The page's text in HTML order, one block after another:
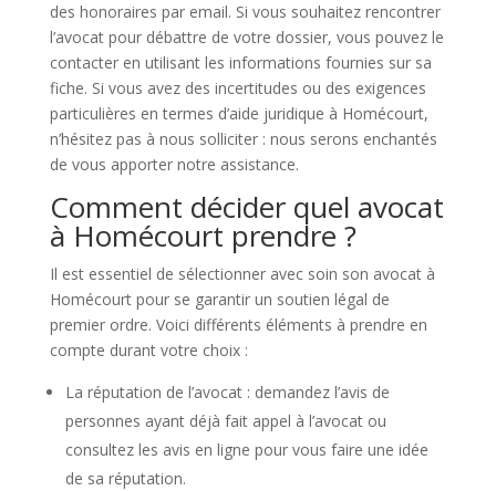
des honoraires par email. Si vous souhaitez rencontrer
l’avocat pour débattre de votre dossier, vous pouvez le
contacter en utilisant les informations fournies sur sa
fiche. Si vous avez des incertitudes ou des exigences
particulières en termes d’aide juridique à Homécourt,
n’hésitez pas à nous solliciter : nous serons enchantés
de vous apporter notre assistance.
Comment décider quel avocat
à Homécourt prendre ?
Il est essentiel de sélectionner avec soin son avocat à
Homécourt pour se garantir un soutien légal de
premier ordre. Voici différents éléments à prendre en
compte durant votre choix :
La réputation de l’avocat : demandez l’avis de
personnes ayant déjà fait appel à l’avocat ou
consultez les avis en ligne pour vous faire une idée
de sa réputation.